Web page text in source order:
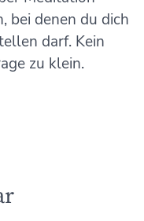
bei denen du dich
darf. Kein
zu klein.